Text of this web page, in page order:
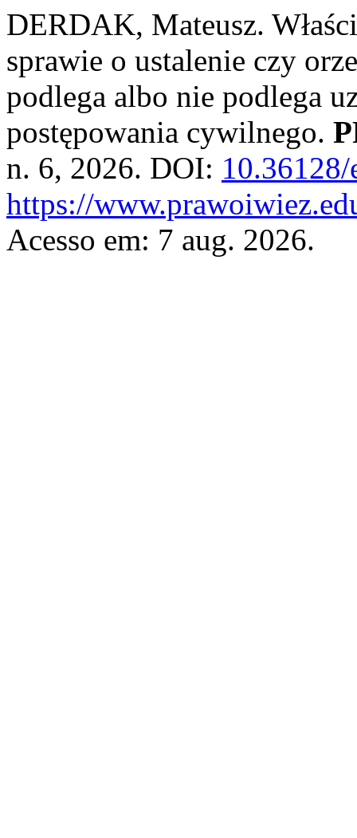
DERDAK, Mateusz.
sprawie o ustalenie czy
podlega albo nie podlega
postępowania cywilnego.
n. 6, 2026. DOI: 10.36128/
https://
Acesso em: 7 aug. 2026.